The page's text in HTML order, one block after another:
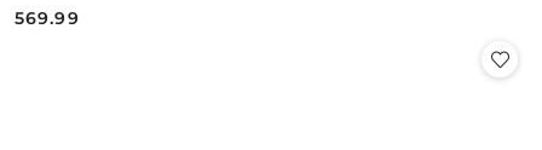
Cena:
569.99